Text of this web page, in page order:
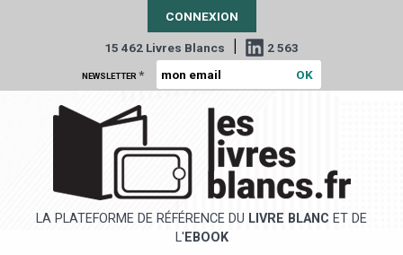
CONNEXION
15 462 Livres Blancs | 2 563
NEWSLETTER *
LA PLATEFORME DE RÉFÉRENCE DU LIVRE BLANC ET DE
L' EBOOK